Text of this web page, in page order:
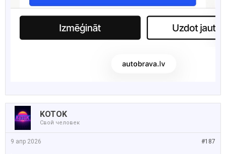
KOTOK
Свой человек
#187
9 апр 2026